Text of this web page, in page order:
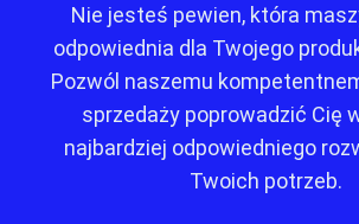
Nie jesteś pewien, która
odpowiednia dla Twojego
Pozwól naszemu
sprzedaży poprowadzić Cię
najbardziej odpowiedniego
Twoich potrzeb.